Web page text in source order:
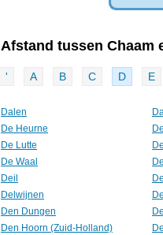
Afstand tussen Chaam
' A B C D E
Dalen
De Heurne
De Lutte
De Waal
Deil
Delwijnen
Den Dungen
Den Hoorn (Zuid-Holland)